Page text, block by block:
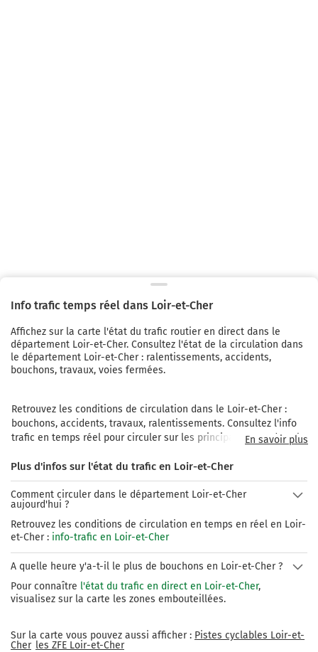
Info trafic temps réel dans Loir-et-Cher
Affichez sur la carte l'état du trafic routier en direct dans le
département Loir-et-Cher. Consultez l'état de la circulation dans
le département Loir-et-Cher : ralentissements, accidents,
bouchons, travaux, voies fermées.
Retrouvez les conditions de circulation dans le Loir-et-Cher :
bouchons, accidents, travaux, ralentissements. Consultez l'info
trafic en temps réel pour circuler sur les principaux axes dans le
à Paris et Bordeaux;  A71 et A85, qui se rejoignent à proximité de
Vierzon et qui relient Romorantin-Lanthenay et Salbris à
Orléans, Paris, Clermont-Ferrand et Limoges (via l'A20); la route
nationale 10, principal axe traversant Vendôme.
En savoir plus
Plus d'infos sur l'état du trafic en Loir-et-Cher
Comment circuler dans le département Loir-et-Cher
aujourd'hui ?
Retrouvez les conditions de circulation en temps en réel en Loir-
et-Cher : info-trafic en Loir-et-Cher
A quelle heure y'a-t-il le plus de bouchons en Loir-et-Cher ?
Pour connaître l'état du trafic en direct en Loir-et-Cher,
visualisez sur la carte les zones embouteillées.
Sur la carte vous pouvez aussi afficher : Pistes cyclables Loir-et-
Cher les ZFE Loir-et-Cher